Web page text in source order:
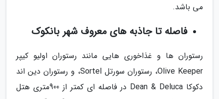
می باشد.
فاصله تا جاذبه های معروف شهر بانکوک
رستوران ها و غذاخوری هایی مانند رستوران اولیو کیپر
Olive Keeper، رستوران سورتل Sortel، و رستوران دین اند
دکوکا Dean & Deluca در فاصله ای کمتر از 900متری هتل